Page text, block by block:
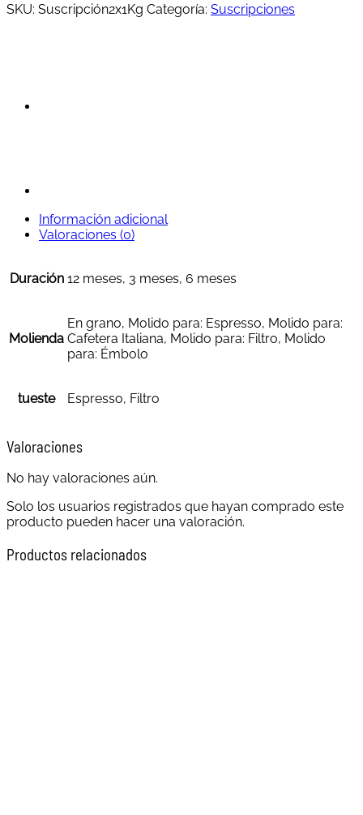
SKU: Suscripción2x1Kg Categoría: Suscripciones
Información adicional
Valoraciones (0)
Duración 12 meses, 3 meses, 6 meses
Molienda
En grano, Molido para: Espresso, Molido para:
Cafetera Italiana, Molido para: Filtro, Molido
para: Émbolo
tueste Espresso, Filtro
Valoraciones
No hay valoraciones aún.
Solo los usuarios registrados que hayan comprado este
producto pueden hacer una valoración.
Productos relacionados